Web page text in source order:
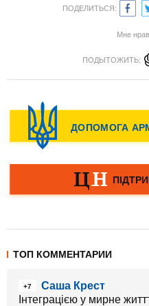
ПОДЕЛИТЬСЯ:
Мне
ПОДЫТОЖИТЬ:
ТОП КОММЕНТАРИИ
+7
Саша Крест
Інтеграцією у мирне